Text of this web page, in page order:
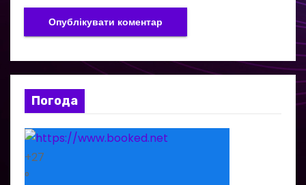
Погода
+27
°